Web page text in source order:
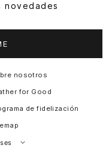
novedades
nosotros
for Good
de fidelización